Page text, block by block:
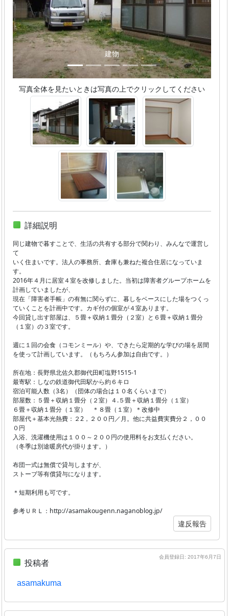
建物
写真全体を見たいときは写真の上でクリックしてください
詳細説明
同じ建物で暮すことで、生活の共有する部分で関わり、みんなで運営し
て
いく住まいです。法人の事務所、倉庫も兼ねた複合住居になっていま
す。
2016年４月に居室４室を改修しました。当初は障害者グループホームを
計画していましたが、
現在「障害者手帳」の有無に関らずに、暮しをベースにした場をつくっ
ていくことを計画中です。カギ付の個室が４室あります。
今回貸し出す部屋は、５畳＋収納１畳分（２室）と６畳＋収納１畳分
（１室）の３室です。
週に１回の会食（コモンミール）や、できたら定期的な学びの場を居間
を使って計画しています。（もちろん参加は自由です。）
所在地：長野県北佐久郡御代田町塩野1515-1
最寄駅：しなの鉄道御代田駅から約６キロ
宿泊可能人数（3名）（団体の場合は１０名くらいまで）
部屋数：５畳＋収納１畳分（２室）４.５畳＋収納１畳分（１室）
６畳＋収納１畳分（１室） ＊８畳（１室）＊改修中
部屋代＋基本光熱費：２2，２００円／月。他に共益費実費分２，００
０円
入浴、洗濯機使用は１００～２００円の使用料をお支払ください。
（冬季は別途暖房代が掛ります。）
布団一式は無償で貸与しますが、
ストーブ等有償貸与になります。
＊短期利用も可です。
参考ＵＲＬ：http://asamakougenn.naganoblog.jp/
違反報告
会員登録日: 2017年6月7日
投稿者
asamakuma